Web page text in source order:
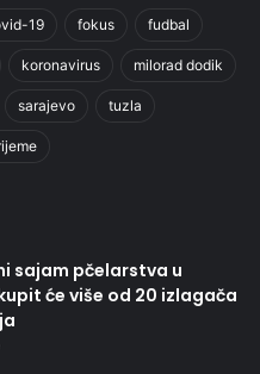
19 fokus fudbal
koronavirus milorad dodik
sarajevo tuzla
sajam pčelarstva u
će više od 20 izlagača